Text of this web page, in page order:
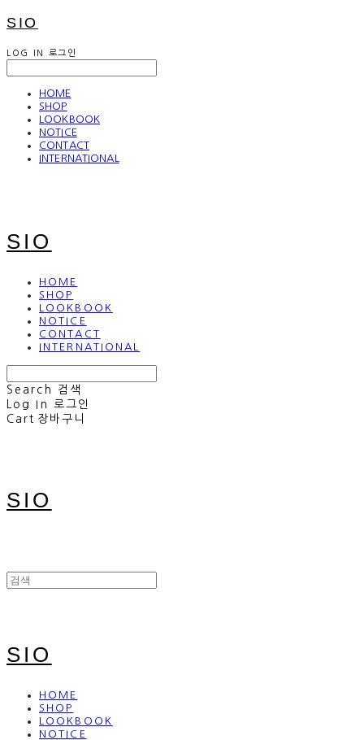
SIO
LOG IN 로그인
HOME
SHOP
LOOKBOOK
NOTICE
CONTACT
INTERNATIONAL
SIO
HOME
SHOP
LOOKBOOK
NOTICE
CONTACT
INTERNATIONAL
Search
검색
Log In
로그인
Cart 장바구니
SIO
SIO
HOME
SHOP
LOOKBOOK
NOTICE